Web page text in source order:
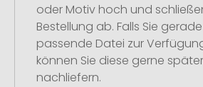
oder Motiv hoch und
Bestellung ab. Falls Sie
passende Datei zur
können Sie diese gerne später
nachliefern.